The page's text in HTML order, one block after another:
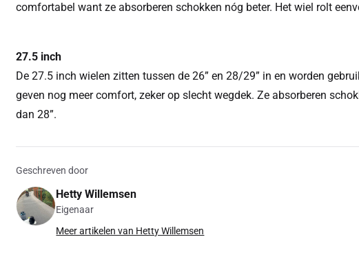
comfortabel want ze absorberen schokken nóg beter. Het wiel rolt
27.5 inch
De 27.5 inch wielen zitten tussen de 26” en 28/29” in en worden
geven nog meer comfort, zeker op slecht wegdek. Ze absorberen
dan 28”.
Geschreven door
Hetty Willemsen
Eigenaar
Meer artikelen van Hetty Willemsen